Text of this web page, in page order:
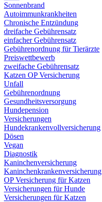
Sonnenbrand
Autoimmunkrankheiten
Chronische Entzündung
dreifache Gebührensatz
einfacher Gebührensatz
Gebührenordnung für Tierärzte
Preiswettbewerb
zweifache Gebührensatz
Katzen OP Versicherung
Unfall
Gebührenordnung
Gesundheitsversorgung
Hundepension
Versicherungen
Hundekrankenvollversicherung
Dösen
Vegan
Diagnostik
Kaninchenversicherung
Kaninchenkrankenversicherung
OP Versicherung für Katzen
Versicherungen für Hunde
Versicherungen für Katzen